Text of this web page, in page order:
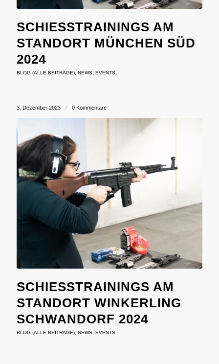
SCHIESSTRAININGS AM S
TANDORT MÜNCHEN SÜD 2
024
BLOG (ALLE BEITRÄGE), NEWS, EVENTS
3. Dezember 2023 / 0 Kommentare
SCHIESSTRAININGS AM S
TANDORT WINKERLING S
CHWANDORF 2024
BLOG (ALLE BEITRÄGE), NEWS, EVENTS